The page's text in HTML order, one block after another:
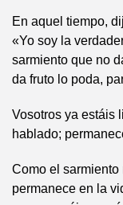
En aquel tiempo,
«Yo soy la
sarmiento que no
da fruto lo poda,
Vosotros ya estáis
hablado;
Como el sarmiento
permanece en la